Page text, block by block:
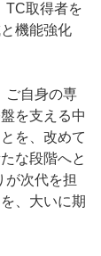
TC取得者を
機能強化
ご自身の専
を支える中
を、改めて
な段階へと
が次代を担
、大いに期